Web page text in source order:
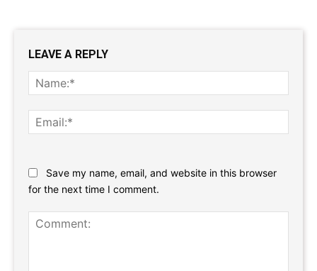
LEAVE A REPLY
Save my name, email, and website in this browser
for the next time I comment.